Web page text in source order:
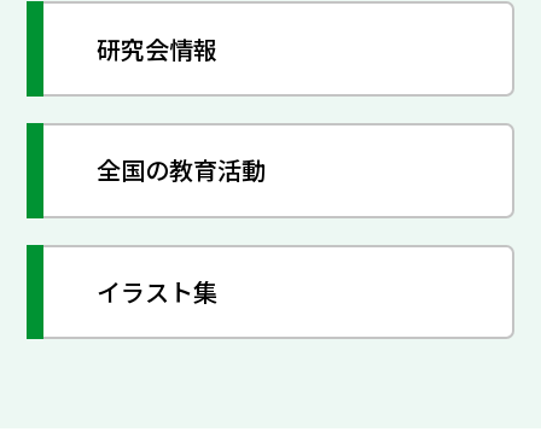
研究会情報
全国の教育活動
イラスト集